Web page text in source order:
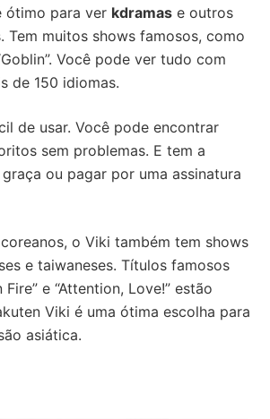
ótimo para ver kdramas e outros
Tem muitos shows famosos, como
Você pode ver tudo com
de 150 idiomas.
de usar. Você pode encontrar
sem problemas. E tem a
ou pagar por uma assinatura
o Viki também tem shows
e taiwaneses. Títulos famosos
e “Attention, Love!” estão
Viki é uma ótima escolha para
asiática.